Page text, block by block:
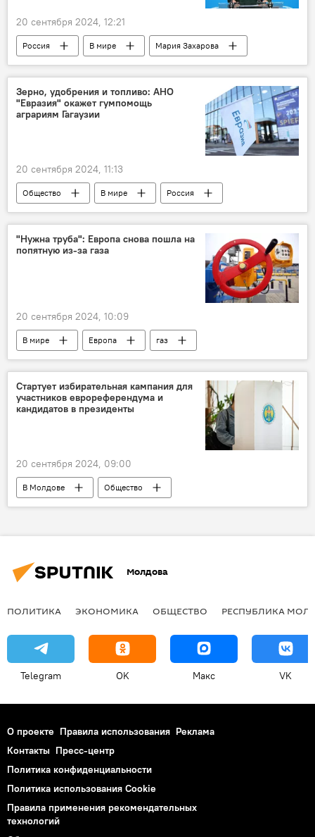
20 сентября 2024, 12:21
Россия В мире
Мария Захарова
Молдова
МИД РФ
Зерно, удобрения и топливо: АНО
"Евразия" окажет гумпомощь
аграриям Гагаузии
20 сентября 2024, 11:13
Общество В мире
Россия
Молдова
НКО "Евразия"
"Нужна труба": Европа снова пошла на
попятную из-за газа
20 сентября 2024, 10:09
В мире Европа
газ
Аналитика
Стартует избирательная кампания для
участников еврореферендума и
кандидатов в президенты
20 сентября 2024, 09:00
В Молдове
Общество
Президентские выборы и еврореферендум-2024
Молдова
ПОЛИТИКА ЭКОНОМИКА ОБЩЕСТВО РЕСПУБЛИКА
Telegram OK Макс VK
О проекте Правила использования Реклама
Контакты Пресс-центр
Политика конфиденциальности
Политика использования Cookie
Правила применения рекомендательных
технологий